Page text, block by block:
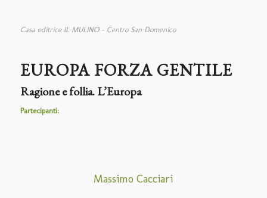
Casa editrice IL MULINO – Centro San Domenico
EUROPA FORZA GENTILE
Ragione e follia. L’Europa
Partecipanti:
Massimo Cacciari